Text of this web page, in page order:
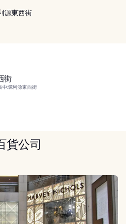
源東西街
街
中環利源東西街
貨公司